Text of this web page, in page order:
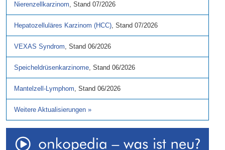
Nierenzellkarzinom, Stand 07/2026
Hepatozelluläres Karzinom (HCC), Stand 07/2026
VEXAS Syndrom, Stand 06/2026
Speicheldrüsenkarzinome, Stand 06/2026
Mantelzell-Lymphom, Stand 06/2026
Weitere Aktualisierungen »